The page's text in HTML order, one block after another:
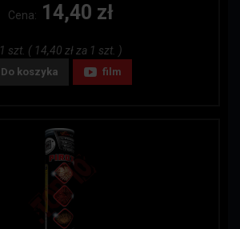
Cena: 14,40 zł
1 szt. ( 14,40 zł za 1 szt. )
Do koszyka film